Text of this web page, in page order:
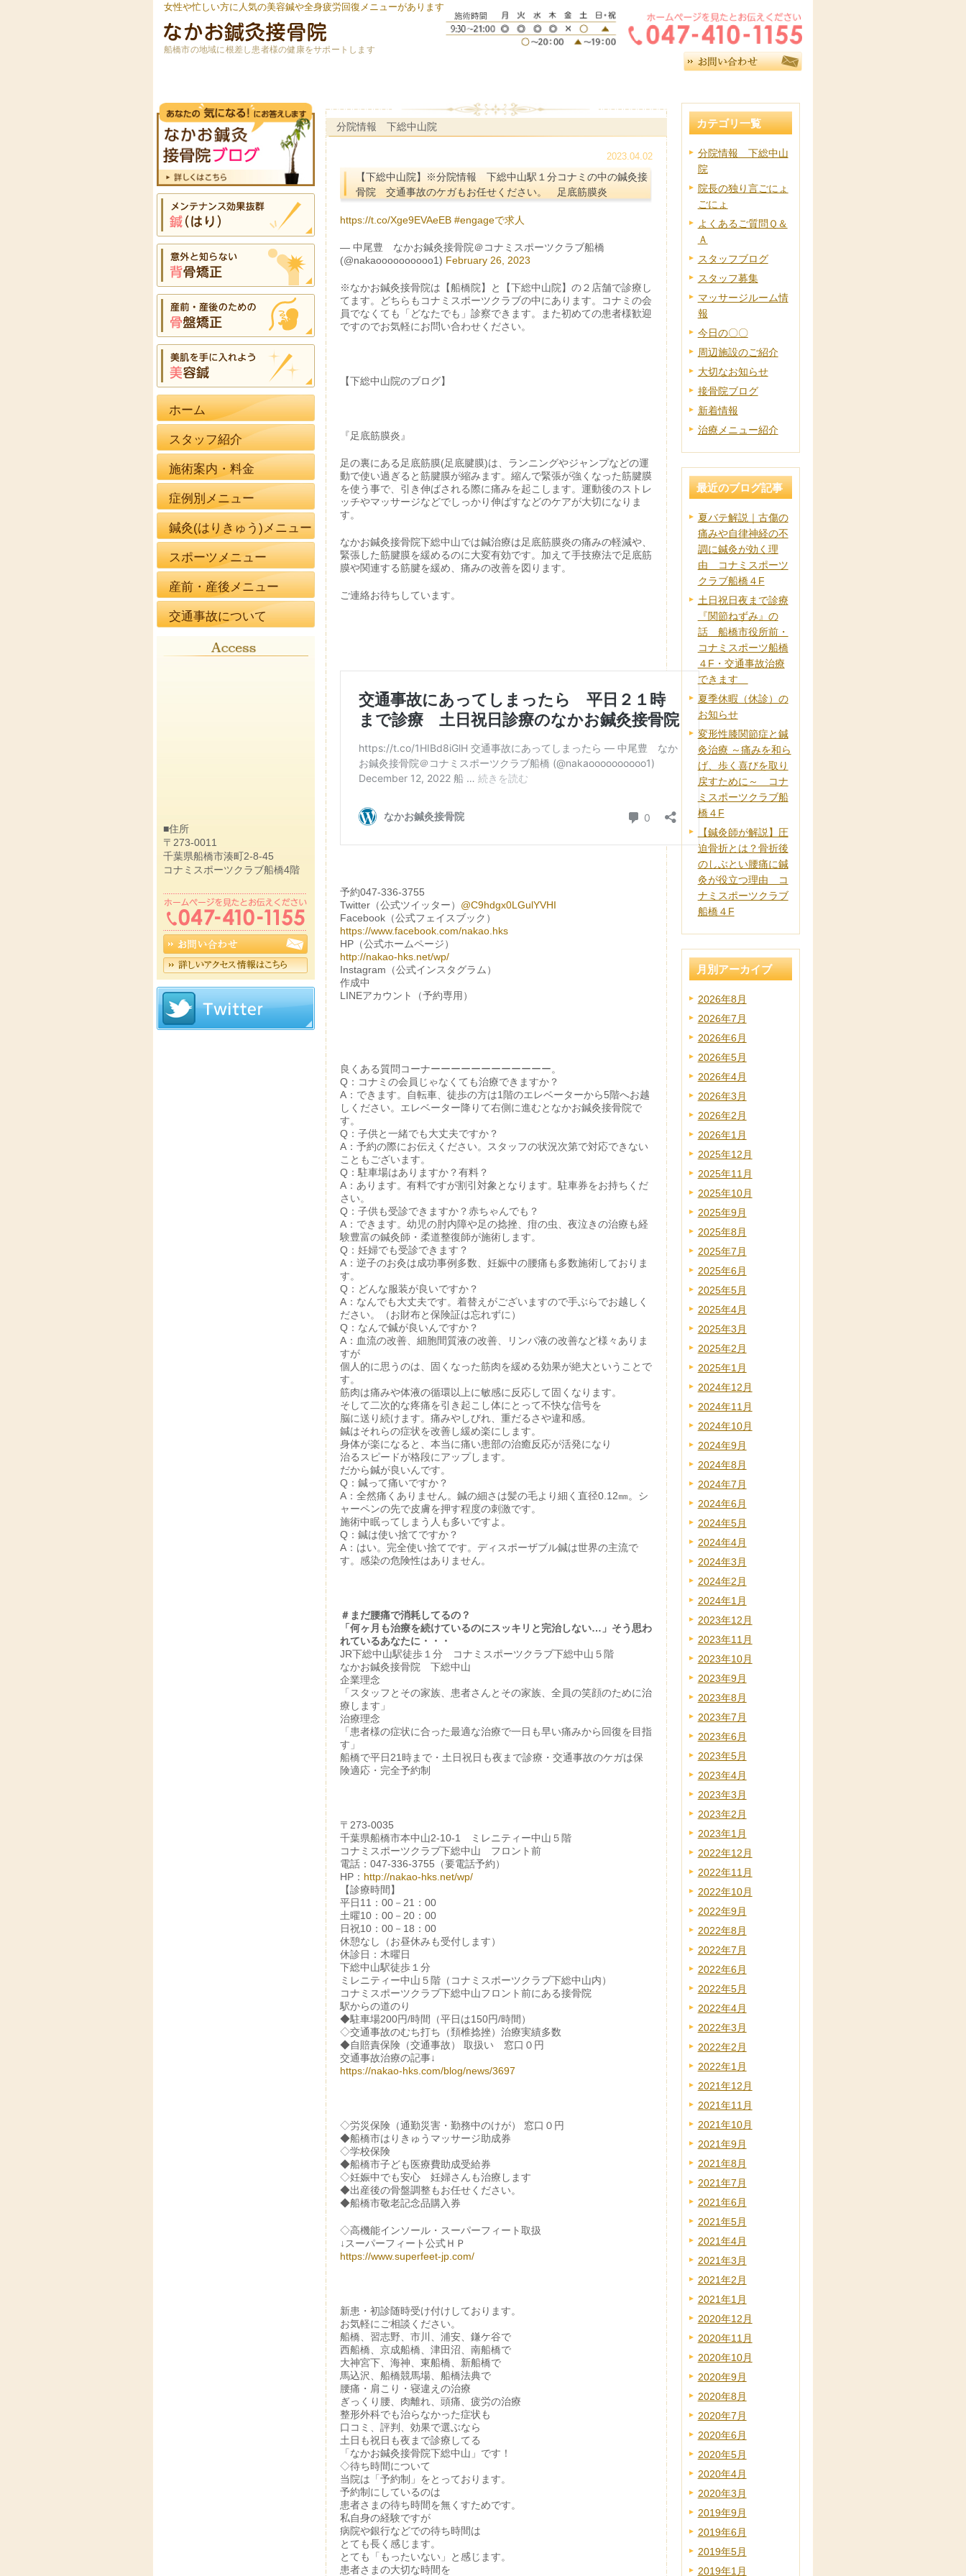
女性や忙しい方に人気の美容鍼や全身疲労回復メニューがあります
船橋市の地域に根差し患者様の健康をサポートします
分院情報 下総中山院
2023.04.02
【下総中山院】※分院情報 下総中山駅１分コナミの中の鍼灸接
骨院 交通事故のケガもお任せください。 足底筋膜炎
https://t.co/Xge9EVAeEB #engageで求人
— 中尾豊 なかお鍼灸接骨院＠コナミスポーツクラブ船橋
(@nakaoooooooooo1) February 26, 2023
※なかお鍼灸接骨院は【船橋院】と【下総中山院】の２店舗で診療し
てます。どちらもコナミスポーツクラブの中にあります。コナミの会
員でなくても「どなたでも」診察できます。また初めての患者様歓迎
ですのでお気軽にお問い合わせください。
【下総中山院のブログ】
『足底筋膜炎』
足の裏にある足底筋膜(足底腱膜)は、ランニングやジャンプなどの運
動で使い過ぎると筋腱膜が縮みます。縮んで緊張が強くなった筋腱膜
を使う事で、引き伸ばされる際に痛みを起こします。運動後のストレ
ッチやマッサージなどでしっかり伸ばすなどのケアが大切になりま
す。
なかお鍼灸接骨院下総中山では鍼治療は足底筋膜炎の痛みの軽減や、
緊張した筋腱膜を緩めるのに大変有効です。加えて手技療法で足底筋
膜や関連する筋腱を緩め、痛みの改善を図ります。
ご連絡お待ちしています。
予約047-336-3755
Twitter（公式ツイッター） @C9hdgx0LGulYVHI
Facebook（公式フェイスブック）
https://www.facebook.com/nakao.hks
HP（公式ホームページ）
http://nakao-hks.net/wp/
Instagram（公式インスタグラム）
作成中
LINEアカウント（予約専用）
良くある質問コーナーーーーーーーーーーーー。
Q：コナミの会員じゃなくても治療できますか？
A：できます。自転車、徒歩の方は1階のエレベーターから5階へお越
しください。エレベーター降りて右側に進むとなかお鍼灸接骨院で
す。
Q：子供と一緒でも大丈夫ですか？
A：予約の際にお伝えください。スタッフの状況次第で対応できない
こともございます。
Q：駐車場はありますか？有料？
A：あります。有料ですが割引対象となります。駐車券をお持ちくだ
さい。
Q：子供も受診できますか？赤ちゃんでも？
A：できます。幼児の肘内障や足の捻挫、疳の虫、夜泣きの治療も経
験豊富の鍼灸師・柔道整復師が施術します。
Q：妊婦でも受診できます？
A：逆子のお灸は成功事例多数、妊娠中の腰痛も多数施術しておりま
す。
Q：どんな服装が良いですか？
A：なんでも大丈夫です。着替えがございますので手ぶらでお越しく
ださい。（お財布と保険証は忘れずに）
Q：なんで鍼が良いんですか？
A：血流の改善、細胞間質液の改善、リンパ液の改善など様々ありま
すが
個人的に思うのは、固くなった筋肉を緩める効果が絶大ということで
す。
筋肉は痛みや体液の循環以上に敏感に反応して固くなります。
そして二次的な疼痛を引き起こし体にとって不快な信号を
脳に送り続けます。痛みやしびれ、重だるさや違和感。
鍼はそれらの症状を改善し緩め楽にします。
身体が楽になると、本当に痛い患部の治癒反応が活発になり
治るスピードが格段にアップします。
だから鍼が良いんです。
Q：鍼って痛いですか？
A：全然痛くありません。鍼の細さは髪の毛より細く直径0.12㎜。シ
ャーペンの先で皮膚を押す程度の刺激です。
施術中眠ってしまう人も多いですよ。
Q：鍼は使い捨てですか？
A：はい。完全使い捨てです。ディスポーザブル鍼は世界の主流で
す。感染の危険性はありません。
＃まだ腰痛で消耗してるの？
「何ヶ月も治療を続けているのにスッキリと完治しない…」そう思わ
れているあなたに・・・
JR下総中山駅徒歩１分 コナミスポーツクラブ下総中山５階
なかお鍼灸接骨院 下総中山
企業理念
「スタッフとその家族、患者さんとその家族、全員の笑顔のために治
療します」
治療理念
「患者様の症状に合った最適な治療で一日も早い痛みから回復を目指
す」
船橋で平日21時まで・土日祝日も夜まで診療・交通事故のケガは保
険適応・完全予約制
〒273-0035
千葉県船橋市本中山2-10-1 ミレニティー中山５階
コナミスポーツクラブ下総中山 フロント前
電話：047-336-3755（要電話予約）
HP： http://nakao-hks.net/wp/
【診療時間】
平日11：00－21：00
土曜10：00－20：00
日祝10：00－18：00
休憩なし（お昼休みも受付します）
休診日：木曜日
下総中山駅徒歩１分
ミレニティー中山５階（コナミスポーツクラブ下総中山内）
コナミスポーツクラブ下総中山フロント前にある接骨院
駅からの道のり
◆駐車場200円/時間（平日は150円/時間）
◇交通事故のむち打ち（頚椎捻挫）治療実績多数
◆自賠責保険（交通事故） 取扱い 窓口０円
交通事故治療の記事↓
https://nakao-hks.com/blog/news/3697
◇労災保険（通勤災害・勤務中のけが） 窓口０円
◆船橋市はりきゅうマッサージ助成券
◇学校保険
◆船橋市子ども医療費助成受給券
◇妊娠中でも安心 妊婦さんも治療します
◆出産後の骨盤調整もお任せください。
◆船橋市敬老記念品購入券
◇高機能インソール・スーパーフィート取扱
↓スーパーフィート公式ＨＰ
https://www.superfeet-jp.com/
新患・初診随時受け付けしております。
お気軽にご相談ください。
船橋、習志野、市川、浦安、鎌ケ谷で
西船橋、京成船橋、津田沼、南船橋で
大神宮下、海神、東船橋、新船橋で
馬込沢、船橋競馬場、船橋法典で
腰痛・肩こり・寝違えの治療
ぎっくり腰、肉離れ、頭痛、疲労の治療
整形外科でも治らなかった症状も
口コミ、評判、効果で選ぶなら
土日も祝日も夜まで診療してる
「なかお鍼灸接骨院下総中山」です！
◇待ち時間について
当院は「予約制」をとっております。
予約制にしているのは
患者さまの待ち時間を無くすためです。
私自身の経験ですが
病院や銀行などでの待ち時間は
とても長く感じます。
とても「もったいない」と感じます。
患者さまの大切な時間を
カテゴリ一覧
分院情報 下総中山
院
院長の独り言ごにょ
ごにょ
よくあるご質問Ｑ＆
Ａ
スタッフブログ
スタッフ募集
マッサージルーム情
報
今日の〇〇
周辺施設のご紹介
大切なお知らせ
接骨院ブログ
新着情報
治療メニュー紹介
最近のブログ記事
夏バテ解説｜古傷の
痛みや自律神経の不
調に鍼灸が効く理
由 コナミスポーツ
クラブ船橋４F
土日祝日夜まで診療
『関節ねずみ』の
話 船橋市役所前・
コナミスポーツ船橋
４F・交通事故治療
できます
夏季休暇（休診）の
お知らせ
変形性膝関節症と鍼
灸治療 ～痛みを和ら
げ、歩く喜びを取り
戻すために～ コナ
ミスポーツクラブ船
橋４F
【鍼灸師が解説】圧
迫骨折とは？骨折後
のしぶとい腰痛に鍼
灸が役立つ理由 コ
ナミスポーツクラブ
船橋４F
月別アーカイブ
2026年8月
2026年7月
2026年6月
2026年5月
2026年4月
2026年3月
2026年2月
2026年1月
2025年12月
2025年11月
2025年10月
2025年9月
2025年8月
2025年7月
2025年6月
2025年5月
2025年4月
2025年3月
2025年2月
2025年1月
2024年12月
2024年11月
2024年10月
2024年9月
2024年8月
2024年7月
2024年6月
2024年5月
2024年4月
2024年3月
2024年2月
2024年1月
2023年12月
2023年11月
2023年10月
2023年9月
2023年8月
2023年7月
2023年6月
2023年5月
2023年4月
2023年3月
2023年2月
2023年1月
2022年12月
2022年11月
2022年10月
2022年9月
2022年8月
2022年7月
2022年6月
2022年5月
2022年4月
2022年3月
2022年2月
2022年1月
2021年12月
2021年11月
2021年10月
2021年9月
2021年8月
2021年7月
2021年6月
2021年5月
2021年4月
2021年3月
2021年2月
2021年1月
2020年12月
2020年11月
2020年10月
2020年9月
2020年8月
2020年7月
2020年6月
2020年5月
2020年4月
2020年3月
2019年9月
2019年6月
2019年5月
2019年1月
ホーム
スタッフ紹介
施術案内・料金
症例別メニュー
鍼灸(はりきゅう)メニュー
スポーツメニュー
産前・産後メニュー
交通事故について
■住所
〒273-0011
千葉県船橋市湊町2-8-45
コナミスポーツクラブ船橋4階